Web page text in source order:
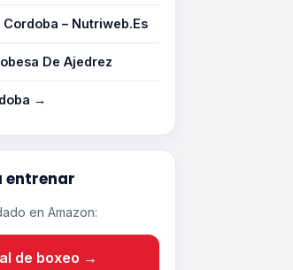
– Nutriweb.Es
De Ajedrez
→
entrenar
en Amazon:
de boxeo →